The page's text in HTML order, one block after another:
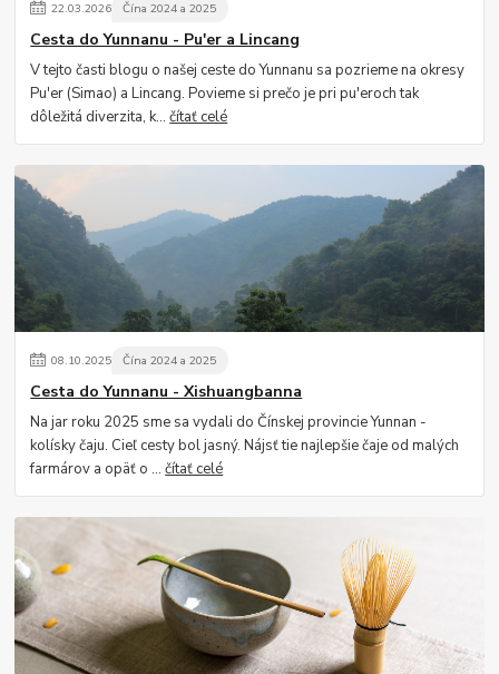
22.03.2026 Čína 2024 a 2025
Cesta do Yunnanu - Pu'er a Lincang
V tejto časti blogu o našej ceste do Yunnanu sa pozrieme na okresy
Pu'er (Simao) a Lincang. Povieme si prečo je pri pu'eroch tak
dôležitá diverzita, k...čítať celé
08.10.2025 Čína 2024 a 2025
Cesta do Yunnanu - Xishuangbanna
Na jar roku 2025 sme sa vydali do Čínskej provincie Yunnan -
kolísky čaju. Cieľ cesty bol jasný. Nájsť tie najlepšie čaje od malých
farmárov a opäť o ...čítať celé